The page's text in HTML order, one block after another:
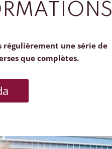
régulièrement une série de
que complètes.